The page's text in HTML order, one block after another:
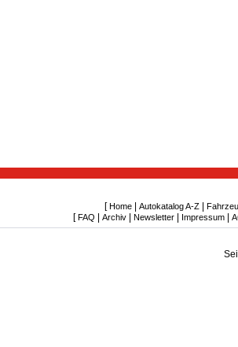
[ Home Autokatalog A-Z
[ FAQ Archiv| Newsletter| Impressum|